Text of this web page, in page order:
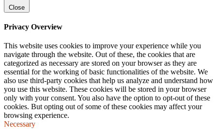
Close
Privacy Overview
This website uses cookies to improve your experience while you
navigate through the website. Out of these, the cookies that are
categorized as necessary are stored on your browser as they are
essential for the working of basic functionalities of the website. We
also use third-party cookies that help us analyze and understand how
you use this website. These cookies will be stored in your browser
only with your consent. You also have the option to opt-out of these
cookies. But opting out of some of these cookies may affect your
browsing experience.
Necessary